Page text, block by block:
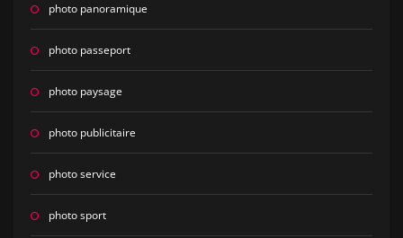
photo panoramique
photo passeport
photo paysage
photo publicitaire
photo service
photo sport